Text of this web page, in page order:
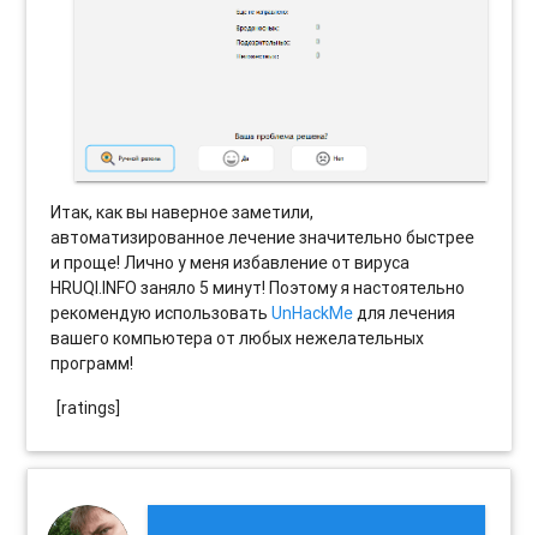
Итак, как вы наверное заметили,
автоматизированное лечение значительно быстрее
и проще! Лично у меня избавление от вируса
HRUQI.INFO заняло 5 минут! Поэтому я настоятельно
рекомендую использоватьUnHackMeдля лечения
вашего компьютера от любых нежелательных
программ!
[ratings]